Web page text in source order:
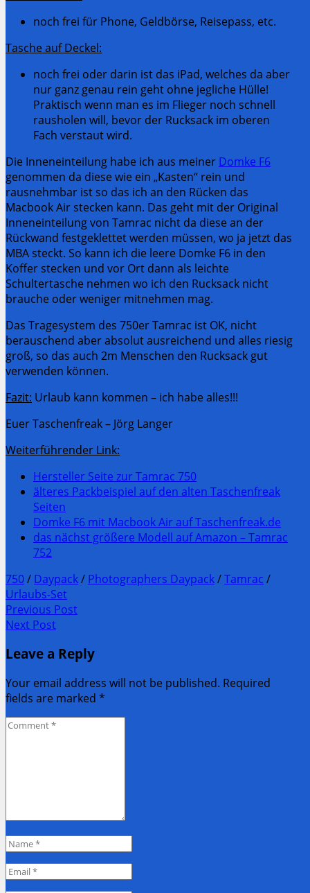
noch frei für Phone, Geldbörse, Reisepass, etc.
Tasche auf Deckel:
noch frei oder darin ist das iPad, welches da aber
nur ganz genau rein geht ohne jegliche Hülle!
Praktisch wenn man es im Flieger noch schnell
rausholen will, bevor der Rucksack im oberen
Fach verstaut wird.
Die Inneneinteilung habe ich aus meiner Domke F6
genommen da diese wie ein „Kasten“ rein und
rausnehmbar ist so das ich an den Rücken das
Macbook Air stecken kann. Das geht mit der Original
Inneneinteilung von Tamrac nicht da diese an der
Rückwand festgeklettet werden müssen, wo ja jetzt das
MBA steckt. So kann ich die leere Domke F6 in den
Koffer stecken und vor Ort dann als leichte
Schultertasche nehmen wo ich den Rucksack nicht
brauche oder weniger mitnehmen mag.
Das Tragesystem des 750er Tamrac ist OK, nicht
berauschend aber absolut ausreichend und alles riesig
groß, so das auch 2m Menschen den Rucksack gut
verwenden können.
Fazit: Urlaub kann kommen – ich habe alles!!!
Euer Taschenfreak – Jörg Langer
Weiterführender Link:
Hersteller Seite zur Tamrac 750
älteres Packbeispiel auf den alten Taschenfreak
Seiten
Domke F6 mit Macbook Air auf Taschenfreak.de
das nächst größere Modell auf Amazon – Tamrac
752
750/ Daypack/ Photographers Daypack/Tamrac /
Urlaubs-Set
Post
navigation
Previous Post
Previous
Next Post
Post:
Leave a Reply
Your email address will not be published. Required
fields are marked *
Comment
Name
Email